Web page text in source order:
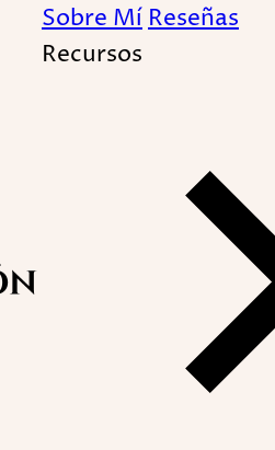
Sobre Mí Reseñas
Recursos
444 -